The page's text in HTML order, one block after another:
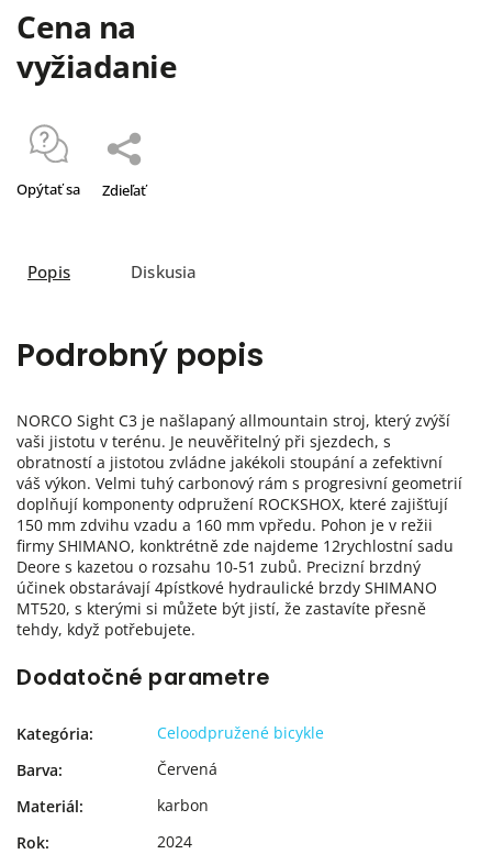
Cena na
vyžiadanie
Opýtať sa Zdieľať
Popis Diskusia
Podrobný popis
NORCO Sight C3 je našlapaný allmountain stroj, který zvýší
vaši jistotu v terénu. Je neuvěřitelný při sjezdech, s
obratností a jistotou zvládne jakékoli stoupání a zefektivní
váš výkon. Velmi tuhý carbonový rám s progresivní geometrií
doplňují komponenty odpružení ROCKSHOX, které zajišťují
150 mm zdvihu vzadu a 160 mm vpředu. Pohon je v režii
firmy SHIMANO, konktrétně zde najdeme 12rychlostní sadu
Deore s kazetou o rozsahu 10-51 zubů. Precizní brzdný
účinek obstarávají 4pístkové hydraulické brzdy SHIMANO
MT520, s kterými si můžete být jistí, že zastavíte přesně
tehdy, když potřebujete.
Dodatočné parametre
Kategória:
Celoodpružené bicykle
Barva:
Červená
Materiál:
karbon
Rok:
2024